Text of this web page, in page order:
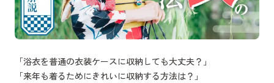
「浴衣を普通の衣装ケースに収納しても大丈夫？」
「来年も着るためにきれいに収納する方法は？」